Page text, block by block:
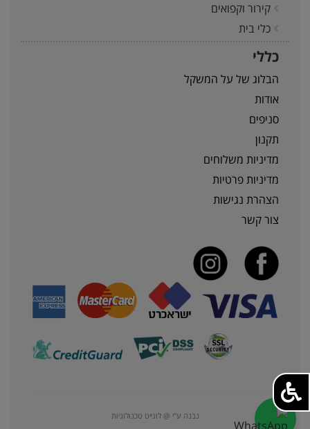
קירור וקפואים
כלי בית
כללי
הבלוג של על המשקל
אודות
סניפים
תקנון
מדיניות משלוחים
מדיניות פרטיות
הצהרת נגישות
צור קשר
נבנה ע"י @ לוגייט טכנולוגיות